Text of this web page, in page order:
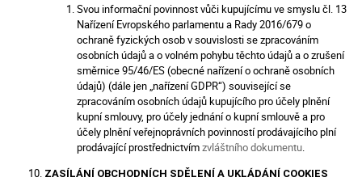
Svou informační povinnost vůči kupujícímu ve smyslu čl. 13
Nařízení Evropského parlamentu a Rady 2016/679 o
ochraně fyzických osob v souvislosti se zpracováním
osobních údajů a o volném pohybu těchto údajů a o zrušení
směrnice 95/46/ES (obecné nařízení o ochraně osobních
údajů) (dále jen „nařízení GDPR“) související se
zpracováním osobních údajů kupujícího pro účely plnění
kupní smlouvy, pro účely jednání o kupní smlouvě a pro
účely plnění veřejnoprávních povinností prodávajícího plní
prodávající prostřednictvímzvláštního dokumentu
ZASÍLÁNÍ OBCHODNÍCH SDĚLENÍ A UKLÁDÁNÍ COOKIES